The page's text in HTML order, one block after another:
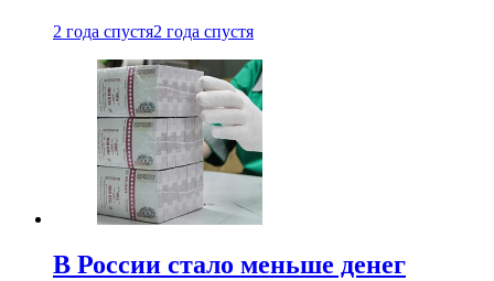
2 года спустя2 года спустя
В России стало меньше денег